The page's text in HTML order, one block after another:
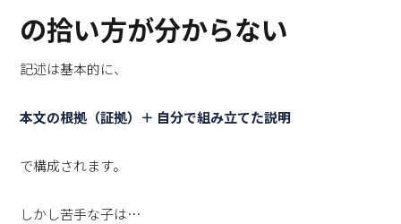
の拾い方が分からない
記述は基本的に、
本文の根拠（証拠）＋ 自分で組み立てた説明
で構成されます。
しかし苦手な子は…